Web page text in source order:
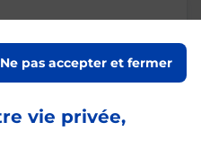
vie privée,
Ne pas accepter et fermer
VAL D
MINES